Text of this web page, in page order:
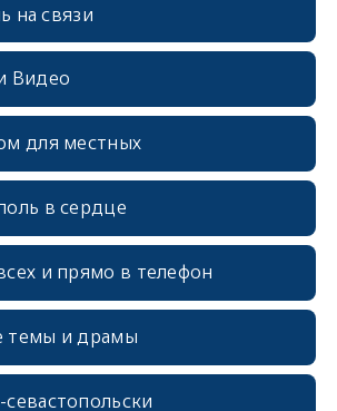
на связи
Видео
для местных
в сердце
и прямо в телефон
темы и драмы
erid: 2SDnjcrDNw6